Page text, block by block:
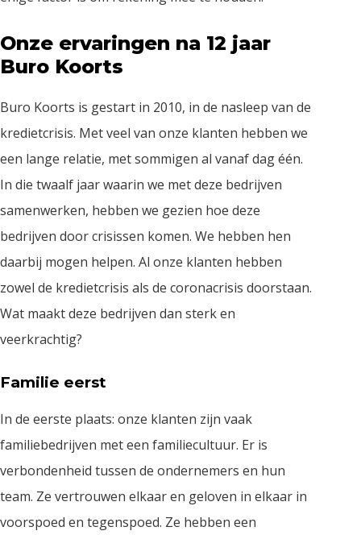
Onze ervaringen na 12 jaar
Buro Koorts
Buro Koorts is gestart in 2010, in de nasleep van de
kredietcrisis. Met veel van onze klanten hebben we
een lange relatie, met sommigen al vanaf dag één.
In die twaalf jaar waarin we met deze bedrijven
samenwerken, hebben we gezien hoe deze
bedrijven door crisissen komen. We hebben hen
daarbij mogen helpen. Al onze klanten hebben
zowel de kredietcrisis als de coronacrisis doorstaan.
Wat maakt deze bedrijven dan sterk en
veerkrachtig?
Familie eerst
In de eerste plaats: onze klanten zijn vaak
familiebedrijven met een familiecultuur. Er is
verbondenheid tussen de ondernemers en hun
team. Ze vertrouwen elkaar en geloven in elkaar in
voorspoed en tegenspoed. Ze hebben een